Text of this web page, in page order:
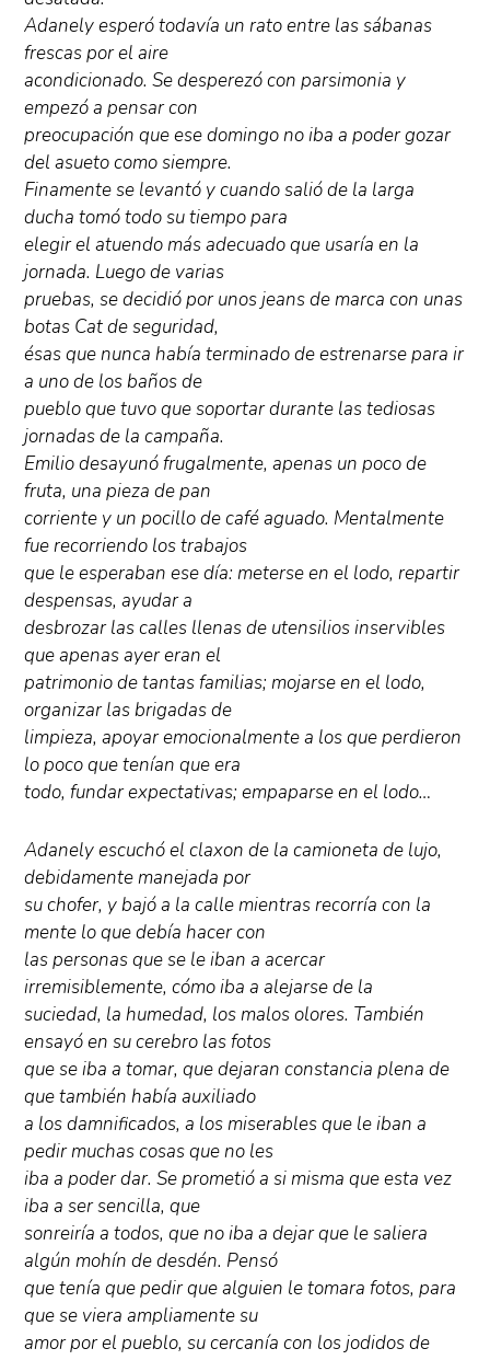
Adanely esperó todavía un rato entre las sábanas
frescas por el aire
acondicionado. Se desperezó con parsimonia y
empezó a pensar con
preocupación que ese domingo no iba a poder gozar
del asueto como siempre.
Finamente se levantó y cuando salió de la larga
ducha tomó todo su tiempo para
elegir el atuendo más adecuado que usaría en la
jornada. Luego de varias
pruebas, se decidió por unos jeans de marca con unas
botas Cat de seguridad,
ésas que nunca había terminado de estrenarse para ir
a uno de los baños de
pueblo que tuvo que soportar durante las tediosas
jornadas de la campaña.
Emilio desayunó frugalmente, apenas un poco de
fruta, una pieza de pan
corriente y un pocillo de café aguado. Mentalmente
fue recorriendo los trabajos
que le esperaban ese día: meterse en el lodo, repartir
despensas, ayudar a
desbrozar las calles llenas de utensilios inservibles
que apenas ayer eran el
patrimonio de tantas familias; mojarse en el lodo,
organizar las brigadas de
limpieza, apoyar emocionalmente a los que perdieron
lo poco que tenían que era
todo, fundar expectativas; empaparse en el lodo…
Adanely escuchó el claxon de la camioneta de lujo,
debidamente manejada por
su chofer, y bajó a la calle mientras recorría con la
mente lo que debía hacer con
las personas que se le iban a acercar
irremisiblemente, cómo iba a alejarse de la
suciedad, la humedad, los malos olores. También
ensayó en su cerebro las fotos
que se iba a tomar, que dejaran constancia plena de
que también había auxiliado
a los damnificados, a los miserables que le iban a
pedir muchas cosas que no les
iba a poder dar. Se prometió a si misma que esta vez
iba a ser sencilla, que
sonreiría a todos, que no iba a dejar que le saliera
algún mohín de desdén. Pensó
que tenía que pedir que alguien le tomara fotos, para
que se viera ampliamente su
amor por el pueblo, su cercanía con los jodidos de